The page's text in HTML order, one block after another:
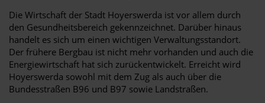
Die Wirtschaft der Stadt Hoyerswerda ist vor allem durch
den Gesundheitsbereich gekennzeichnet. Darüber hinaus
handelt es sich um einen wichtigen Verwaltungsstandort.
Der frühere Bergbau ist nicht mehr vorhanden und auch die
Energiewirtschaft hat sich zurückentwickelt. Erreicht wird
Hoyerswerda sowohl mit dem Zug als auch über die
Bundesstraßen B96 und B97 sowie Landstraßen.